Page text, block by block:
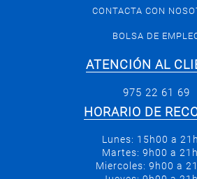
CONTACTA CON
BOLSA DE
ATENCIÓN AL
975 22 61 69
HORARIO DE
Lunes: 15h00 a
Martes: 9h00 a
Miercoles: 9h00 a